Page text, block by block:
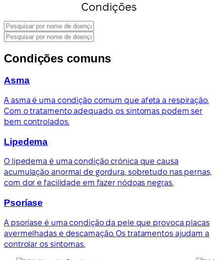
Condições
Condições comuns
Asma
A asma é uma condição comum que afeta a respiração.
Com o tratamento adequado, os sintomas podem ser
bem controlados.
Lipedema
O lipedema é uma condição crónica que causa
acumulação anormal de gordura, sobretudo nas pernas,
com dor e facilidade em fazer nódoas negras.
Psoríase
A psoríase é uma condição da pele que provoca placas
avermelhadas e descamação. Os tratamentos ajudam a
controlar os sintomas.